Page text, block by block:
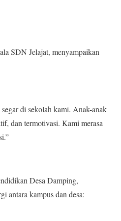
SDN Jelajat, menyampaikan
di sekolah kami. Anak-anak
dan termotivasi. Kami merasa
Desa Damping,
antara kampus dan desa: